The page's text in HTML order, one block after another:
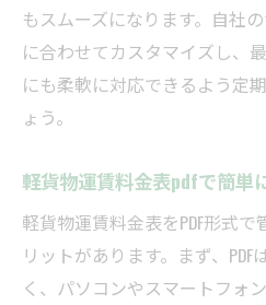
もスムーズになります。自社
に合わせてカスタマイズし、
にも柔軟に対応できるよう定
ょう。
軽貨物運賃料金表pdfで簡単
軽貨物運賃料金表をPDF形式
リットがあります。まず、
く、パソコンやスマートフォ